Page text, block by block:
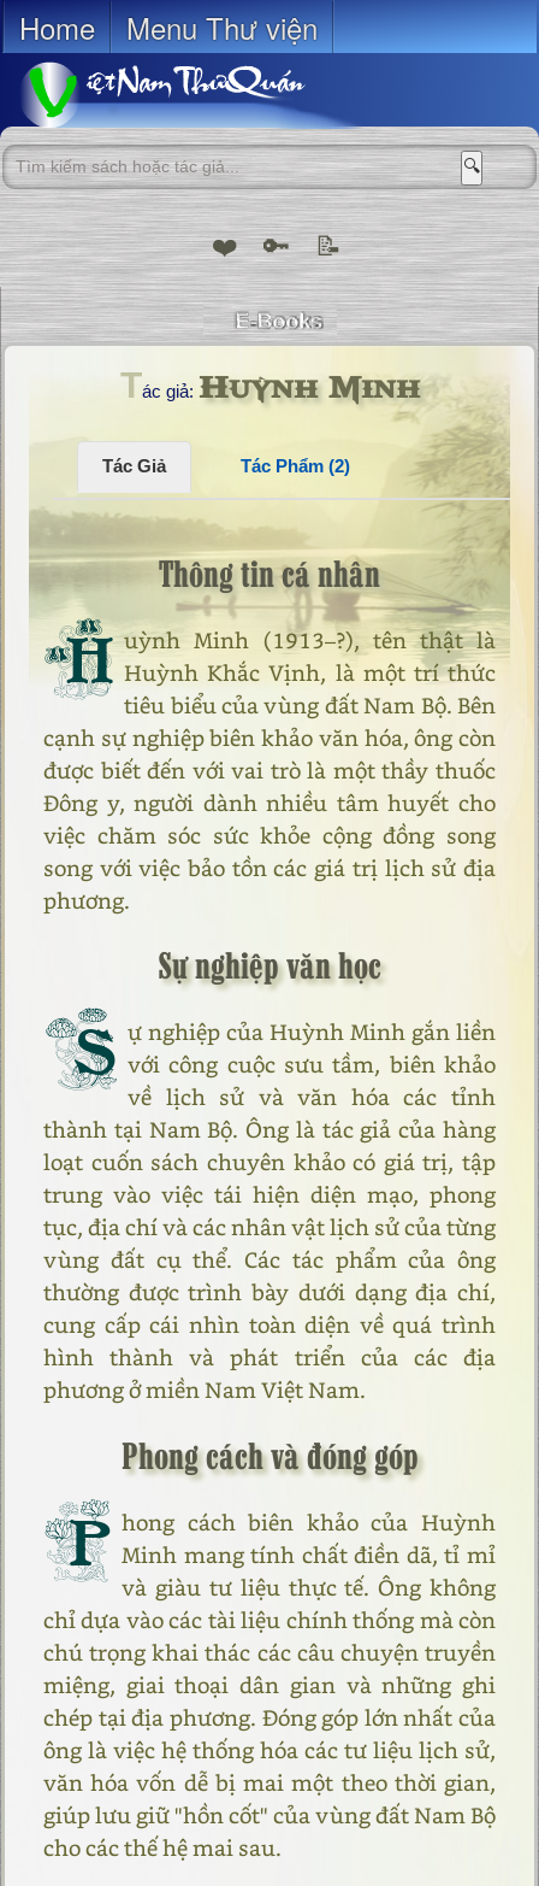
Home Menu Thư viện
🔍
❤️ 🔑 📝
Tác giả: Huỳnh Minh
Tác Giả Tác Phẩm (2)
Thông tin cá nhân
H uỳnh Minh (1913–?), tên thật là
Huỳnh Khắc Vịnh, là một trí thức
tiêu biểu của vùng đất Nam Bộ. Bên
cạnh sự nghiệp biên khảo văn hóa, ông còn
được biết đến với vai trò là một thầy thuốc
Đông y, người dành nhiều tâm huyết cho
việc chăm sóc sức khỏe cộng đồng song
song với việc bảo tồn các giá trị lịch sử địa
phương.
Sự nghiệp văn học
S ự nghiệp của Huỳnh Minh gắn liền
với công cuộc sưu tầm, biên khảo
về lịch sử và văn hóa các tỉnh
thành tại Nam Bộ. Ông là tác giả của hàng
loạt cuốn sách chuyên khảo có giá trị, tập
trung vào việc tái hiện diện mạo, phong
tục, địa chí và các nhân vật lịch sử của từng
vùng đất cụ thể. Các tác phẩm của ông
thường được trình bày dưới dạng địa chí,
cung cấp cái nhìn toàn diện về quá trình
hình thành và phát triển của các địa
phương ở miền Nam Việt Nam.
Phong cách và đóng góp
P hong cách biên khảo của Huỳnh
Minh mang tính chất điền dã, tỉ mỉ
và giàu tư liệu thực tế. Ông không
chỉ dựa vào các tài liệu chính thống mà còn
chú trọng khai thác các câu chuyện truyền
miệng, giai thoại dân gian và những ghi
chép tại địa phương. Đóng góp lớn nhất của
ông là việc hệ thống hóa các tư liệu lịch sử,
văn hóa vốn dễ bị mai một theo thời gian,
giúp lưu giữ "hồn cốt" của vùng đất Nam Bộ
cho các thế hệ mai sau.